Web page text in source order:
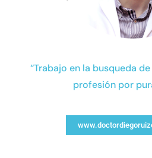
“Trabajo en la busqueda
profesión por